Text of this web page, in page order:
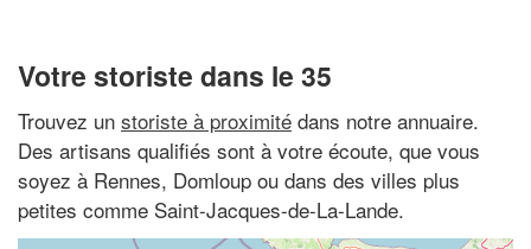
Votre storiste dans le 35
Trouvez un storiste à proximité dans notre annuaire.
Des artisans qualifiés sont à votre écoute, que vous
soyez à Rennes, Domloup ou dans des villes plus
petites comme Saint-Jacques-de-La-Lande.